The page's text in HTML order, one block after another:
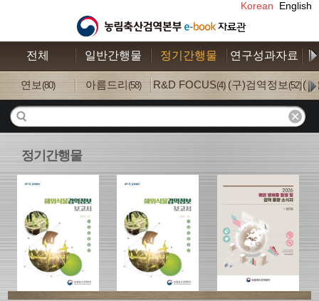
Korean English
전체 일반간행물 정기간행물 연구성과자료
연보(80) 아름드리(58) R&D FOCUS(4) (구)검역정보 (52) (
정기간행물